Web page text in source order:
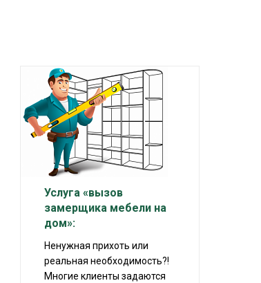
Услуга «вызов
замерщика мебели на
дом»:
Ненужная прихоть или
реальная необходимость?!
Многие клиенты задаются